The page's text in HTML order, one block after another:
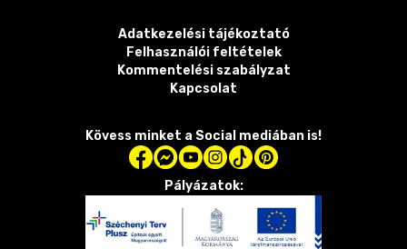
Adatkezelési tájékoztató
Felhasználói feltételek
Kommentelési szabályzat
Kapcsolat
Kövess minket a Social mediában is!
Pályázatok: